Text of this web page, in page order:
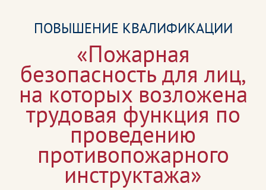
ПОВЫШЕНИЕ КВАЛИФИКАЦИИ
«Пожарная
безопасность для лиц,
на которых возложена
трудовая функция по
проведению
противопожарного
инструктажа»